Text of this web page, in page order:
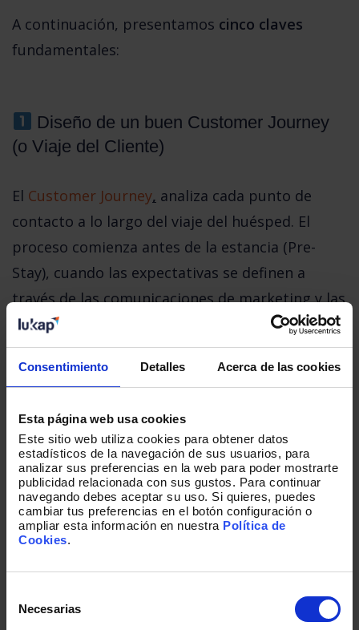
Consentimiento Detalles Acerca de las cookies
Esta página web usa cookies
Este sitio web utiliza cookies para obtener datos
estadísticos de la navegación de sus usuarios, para
analizar sus preferencias en la web para poder mostrarte
publicidad relacionada con sus gustos. Para continuar
navegando debes aceptar su uso. Si quieres, puedes
cambiar tus preferencias en el botón configuración o
ampliar esta información en nuestra Política de
Cookies.
Necesarias
A continuación, presentamos cinco claves
fundamentales:
Diseño de un buen Customer Journey
(o Viaje del Cliente)
El Customer Journey, analiza cada punto de
contacto a lo largo del viaje del huésped. El
proceso comienza antes de la estancia (Pre-
Stay), cuando las expectativas se definen a
través de las comunicaciones de marketing y las
interacciones previas a la llegada.
Este primer contacto es fundamental para
establecer una impresión positiva y coherente,
que preparará al huésped para lo que puede
esperar durante su visita.
Durante la estancia (In-Stay), la clave está
ser cuidadosamente gestionada para garantizar